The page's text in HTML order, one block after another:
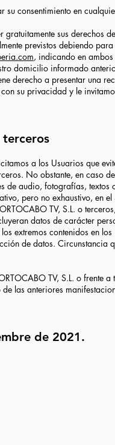
su consentimiento en
gratuitamente sus derechos
previstos debiendo
, indicando en
domicilio informado
derecho a presentar una
su privacidad y le
a los Usuarios que
No obstante, en caso
de audio, fotografías,
pero no exhaustivo, en
TV, S.L. o
datos de carácter
extremos contenidos en
de datos. Circunstancia
TV, S.L. o
las anteriores
de 2021.